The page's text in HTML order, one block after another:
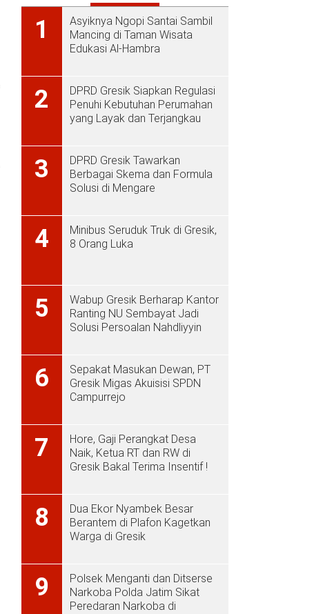
1
Asyiknya Ngopi Santai Sambil
Mancing di Taman Wisata
Edukasi Al-Hambra
2
DPRD Gresik Siapkan Regulasi
Penuhi Kebutuhan Perumahan
yang Layak dan Terjangkau
3
DPRD Gresik Tawarkan
Berbagai Skema dan Formula
Solusi di Mengare
4
Minibus Seruduk Truk di Gresik,
8 Orang Luka
5
Wabup Gresik Berharap Kantor
Ranting NU Sembayat Jadi
Solusi Persoalan Nahdliyyin
6
Sepakat Masukan Dewan, PT
Gresik Migas Akuisisi SPDN
Campurrejo
7
Hore, Gaji Perangkat Desa
Naik, Ketua RT dan RW di
Gresik Bakal Terima Insentif !
8
Dua Ekor Nyambek Besar
Berantem di Plafon Kagetkan
Warga di Gresik
9
Polsek Menganti dan Ditserse
Narkoba Polda Jatim Sikat
Peredaran Narkoba di